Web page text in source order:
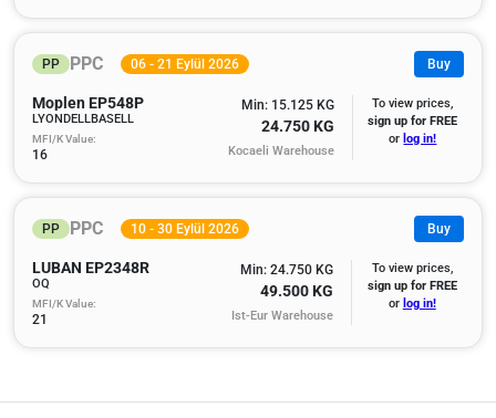
PP PPC 06 - 21 Eylül 2026 Buy
Moplen EP548P
LYONDELLBASELL
MFI/K Value:
16
Min: 15.125 KG
24.750 KG
Kocaeli Warehouse
To view prices,
sign up for FREE
or log in!
PP PPC 10 - 30 Eylül 2026 Buy
LUBAN EP2348R
OQ
MFI/K Value:
21
Min: 24.750 KG
49.500 KG
Ist-Eur Warehouse
To view prices,
sign up for FREE
or log in!